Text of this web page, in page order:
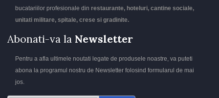
bucatariilor profesionale din restaurante, hoteluri, cantine sociale,
unitati militare, spitale, crese si gradinite.
Abonati-va la Newsletter
Pentru a afla ultimele noutati legate de produsele noastre, va puteti
abona la programul nostru de Newsletter folosind formularul de mai
jos.